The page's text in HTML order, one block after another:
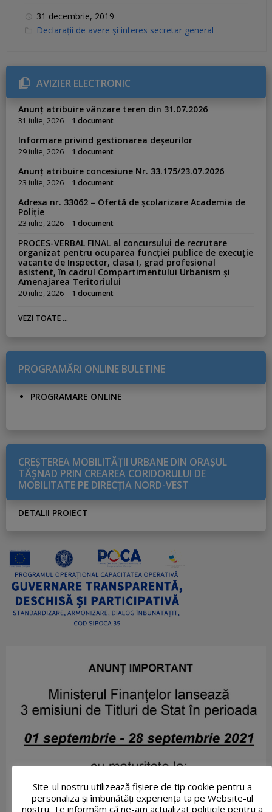
31 decembrie, 2019
C
r
i
e
s
Declarații de avere și interes secretar general
AVIZIER ELECTRONIC
Anunț atribuire vânzare teren din 31.07.2026
31 iulie, 2026 1 document
Informare privind gestionarea deșeurilor
29 iulie, 2026 1 document
Anunț atribuire concesiune Nr. 33.175/23.07.2026
23 iulie, 2026 1 document
Adresa nr. 33062 – Ofertă de școlarizare Academia de
Poliție
23 iulie, 2026 1 document
PROCES-VERBAL FINAL al concursului de recrutare
organizat pentru ocuparea funcției publice de execuție
vacante de Inspector, clasa I, grad profesional
asistent, în cadrul Compartimentului Urbanism și
Amenajarea Teritoriului
20 iulie, 2026 1 document
VEZI TOATE ...
PROGRAMĂRI ONLINE BULETINE
PROGRAMARE ONLINE
CREŞTEREA MOBILITĂŢII URBANE DIN ORAŞUL
TĂŞNAD PRIN CREAREA CORIDORULUI DE
MOBILITATE PE DIRECŢIA NORD-VEST
DETALII PROIECT
Site-ul nostru utilizează fişiere de tip cookie pentru a
personaliza și îmbunătăți experiența ta pe Website-ul
nostru. Te informăm că ne-am actualizat politicile pentru a